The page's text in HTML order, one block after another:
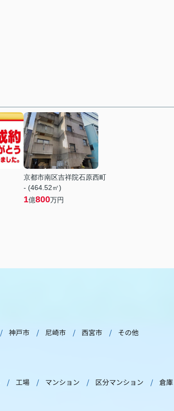
京都市南区吉祥院石原西町
- (464.52㎡)
1億800万円
神戸市 尼崎市 西宮市 その他
工場 マンション 区分マンション
倉庫